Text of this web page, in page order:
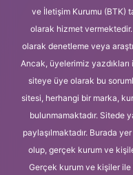
ve İletişim Kurumu (BTK)
olarak hizmet
olarak denetleme veya
Ancak, üyelerimiz
siteye üye olarak bu
sitesi, herhangi bir marka,
bulunmamaktadır. Sitede
paylaşılmaktadır. Burada
olup, gerçek kurum ve
Gerçek kurum ve kişiler